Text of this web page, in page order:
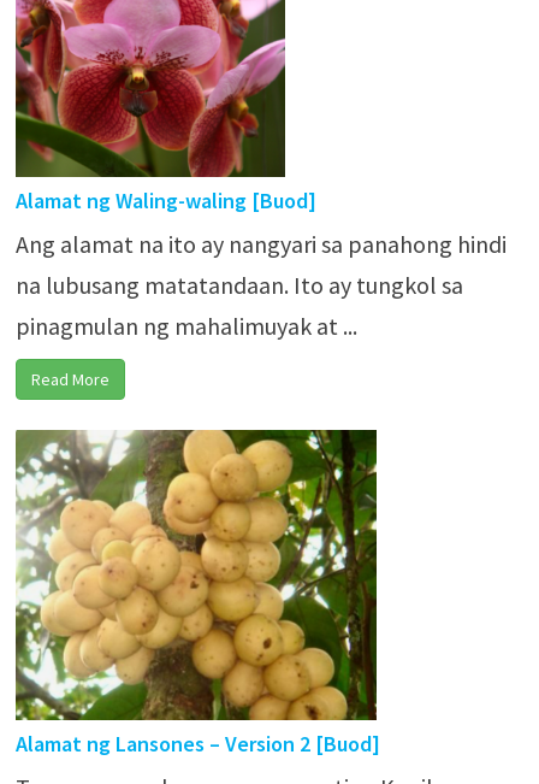
Alamat ng Waling-waling [Buod]
Ang alamat na ito ay nangyari sa panahong hindi
na lubusang matatandaan. Ito ay tungkol sa
pinagmulan ng mahalimuyak at ...
Read More
Alamat ng Lansones – Version 2 [Buod]